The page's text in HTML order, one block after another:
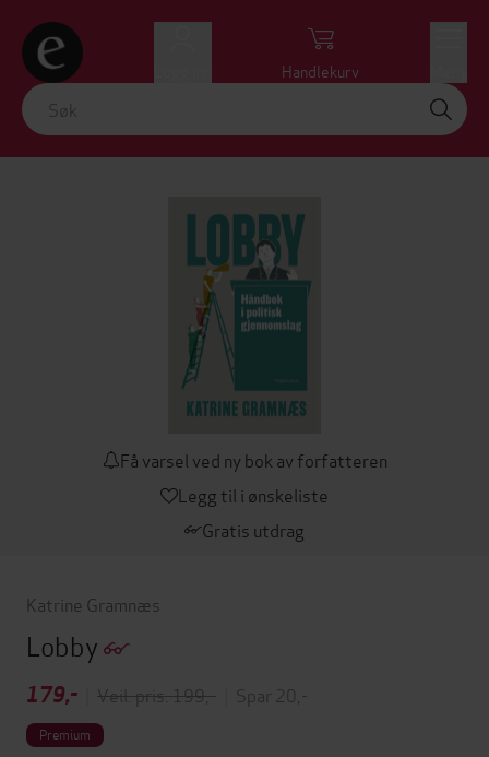
Handlekurv
Få varsel ved ny bok av forfatteren
Legg til i ønskeliste
Gratis utdrag
Katrine Gramnæs
Lobby
179,- Veil. pris: 199,- Spar 20,-
Premium